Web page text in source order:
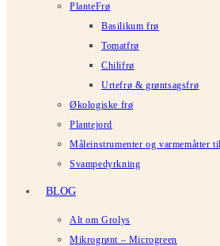
PlanteFrø
Basilikum frø
Tomatfrø
Chilifrø
Urtefrø & grøntsagsfrø
Økologiske frø
Plantejord
Måleinstrumenter og varmemåtter
Svampedyrkning
BLOG
Alt om Grolys
Mikrogrønt – Microgreen